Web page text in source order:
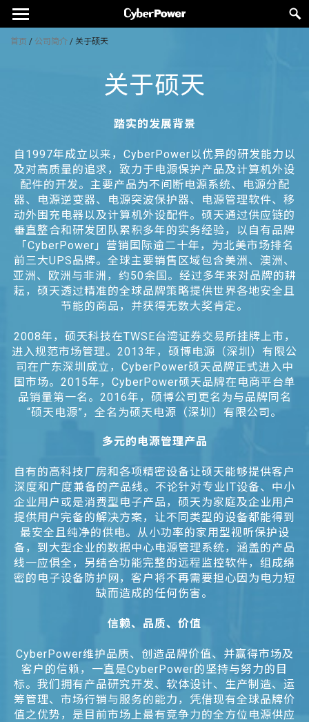
首页 / 公司简介 / 关于硕天
关于硕天
踏实的发展背景
自1997年成立以来，CyberPower以优异的研发能力以
及对高质量的追求，致力于电源保护产品及计算机外设
配件的开发。主要产品为不间断电源系统、电源分配
器、电源逆变器、电源突波保护器、电源管理软件、移
动外围充电器以及计算机外设配件。硕天通过供应链的
垂直整合和研发团队累积多年的实务经验，以自有品牌
「CyberPower」营销国际逾二十年，为北美市场排名
前三大UPS品牌。全球主要销售区域包含美洲、澳洲、
亚洲、欧洲与非洲，约50余国。经过多年来对品牌的耕
耘，硕天透过精准的全球品牌策略提供世界各地安全且
节能的商品，并获得无数大奖肯定。
2008年，硕天科技在TWSE台湾证券交易所挂牌上市，
进入规范市场管理。2013年，硕博电源（深圳）有限公
司在广东深圳成立，CyberPower硕天品牌正式进入中
国市场。2015年，CyberPower硕天品牌在电商平台单
品销量第一名。2016年，硕博公司更名为与品牌同名
“硕天电源”，全名为硕天电源（深圳）有限公司。
多元的电源管理产品
自有的高科技厂房和各项精密设备让硕天能够提供客户
深度和广度兼备的产品线。不论针对专业IT设备、中小
企业用户或是消费型电子产品，硕天为家庭及企业用户
提供用户完备的解决方案，让不同类型的设备都能得到
最安全且纯净的供电。从小功率的家用型视听保护设
备，到大型企业的数据中心电源管理系统，涵盖的产品
线一应俱全，另结合功能完整的远程监控软件，组成绵
密的电子设备防护网，客户将不再需要担心因为电力短
缺而造成的任何伤害。
信赖、品质、价值
CyberPower维护品质、创造品牌价值、并赢得市场及
客户的信赖，一直是CyberPower的坚持与努力的目
标。我们拥有产品研究开发、软体设计、生产制造、运
筹管理、市场行销与服务的能力，凭借现有全球品牌价
值之优势，是目前市场上最有竞争力的全方位电源供应